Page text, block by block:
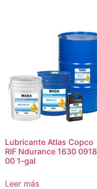
Lubricante Atlas Copco
RIF Ndurance 1630 0918
00 1-gal
Leer más